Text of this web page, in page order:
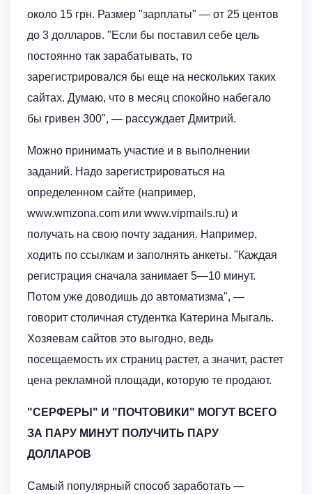
около 15 грн. Размер "зарплаты" — от 25 центов
до 3 долларов. "Если бы поставил себе цель
постоянно так зарабатывать, то
зарегистрировался бы еще на нескольких таких
сайтах. Думаю, что в месяц спокойно набегало
бы гривен 300", — рассуждает Дмитрий.
Можно принимать участие и в выполнении
заданий. Надо зарегистрироваться на
определенном сайте (например,
www.wmzona.com или www.vipmails.ru) и
получать на свою почту задания. Например,
ходить по ссылкам и заполнять анкеты. "Каждая
регистрация сначала занимает 5—10 минут.
Потом уже доводишь до автоматизма", —
говорит столичная студентка Катерина Мыгаль.
Хозяевам сайтов это выгодно, ведь
посещаемость их страниц растет, а значит, растет
цена рекламной площади, которую те продают.
"СЕРФЕРЫ" И "ПОЧТОВИКИ" МОГУТ ВСЕГО
ЗА ПАРУ МИНУТ ПОЛУЧИТЬ ПАРУ
ДОЛЛАРОВ
Самый популярный способ заработать —